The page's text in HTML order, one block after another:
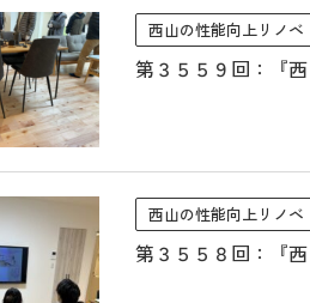
西山の性能向上リノベ
第３５５９回：『
西山の性能向上リノベ
第３５５８回：『